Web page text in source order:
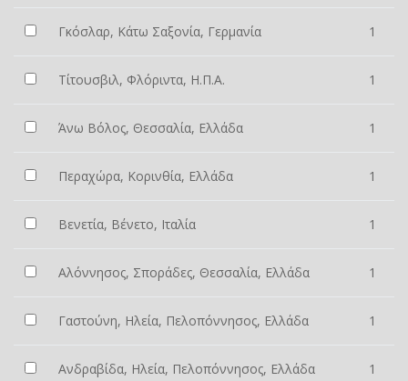
Γκόσλαρ, Κάτω Σαξονία, Γερμανία 1
Τίτουσβιλ, Φλόριντα, Η.Π.Α. 1
Άνω Βόλος, Θεσσαλία, Ελλάδα 1
Περαχώρα, Κορινθία, Ελλάδα 1
Βενετία, Βένετο, Ιταλία 1
Αλόννησος, Σποράδες, Θεσσαλία, Ελλάδα 1
Γαστούνη, Ηλεία, Πελοπόννησος, Ελλάδα 1
Ανδραβίδα, Ηλεία, Πελοπόννησος, Ελλάδα 1